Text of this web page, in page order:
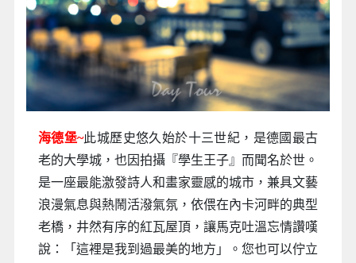
海德堡~此城歷史悠久始於十三世紀，是德國最古
老的大學城，也因拍攝『學生王子』而聞名於世。
是一座最能激發詩人和畫家靈感的城市，兼具文藝
浪漫氣息與熱鬧活潑氣氛，依偎在內卡河畔的典型
老橋，井然有序的紅瓦屋頂，讓馬克吐溫忘情讚嘆
說：「這裡是我到過最美的地方」。您也可以佇立